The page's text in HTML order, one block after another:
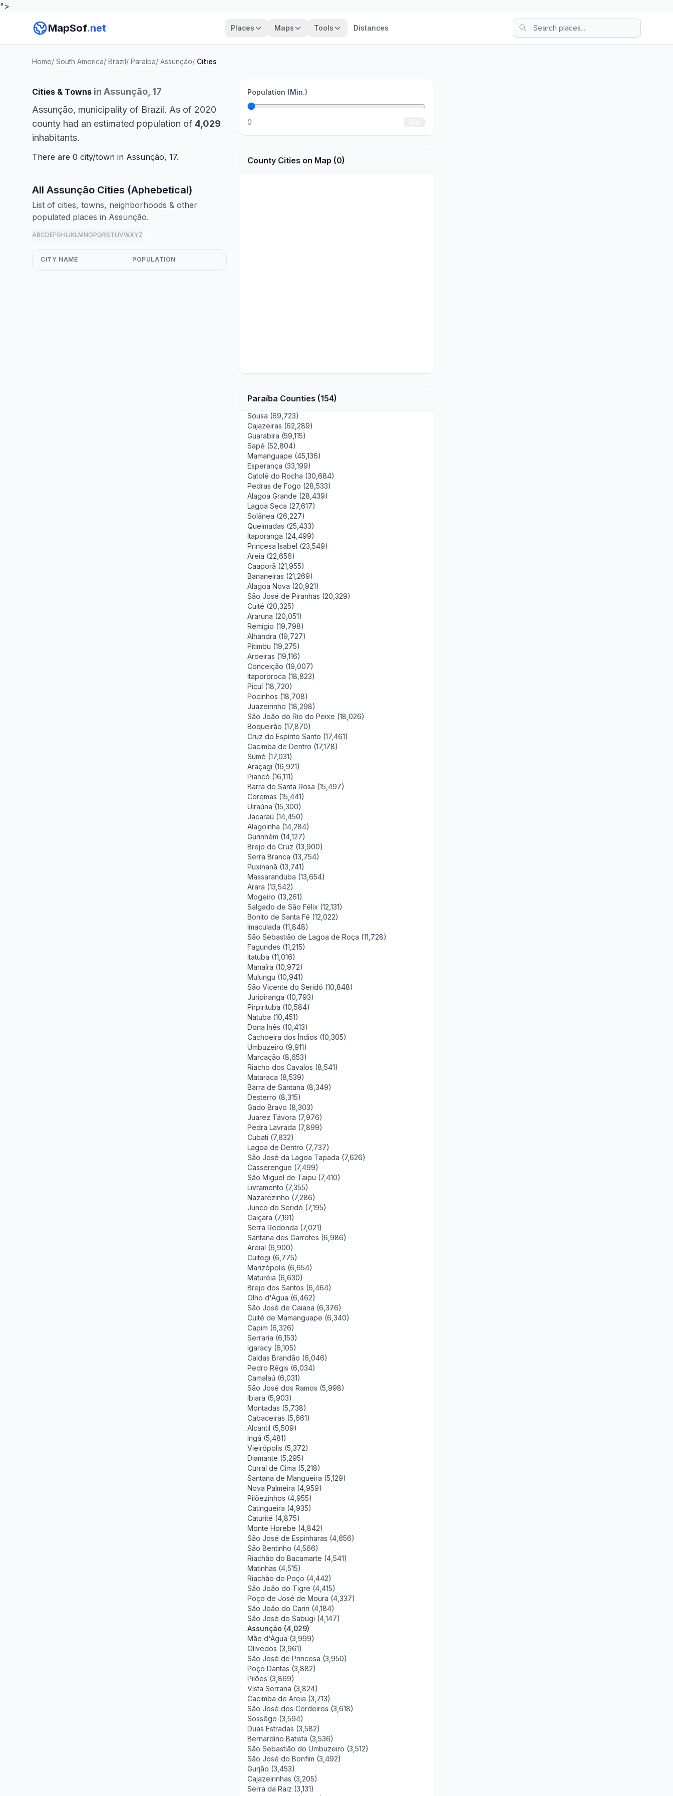
">
MapSof.net Places Maps Tools Distances
Home/ South America/ Brazil/ Paraíba/ Assunção/ Cities
Cities & Towns in Assunção, 17
Assunção, municipality of Brazil. As of 2020
county had an estimated population of 4,029
inhabitants.
There are 0 city/town in Assunção, 17.
All Assunção Cities (Aphebetical)
List of cities, towns, neighborhoods & other
populated places in Assunção.
ABCDEFGHIJKLMNOPQRSTUVWXYZ
CITY NAME POPULATION
Population (Min.)
0
County Cities on Map (0)
Paraíba Counties (154)
Sousa (69,723)
Cajazeiras (62,289)
Guarabira (59,115)
Sapé (52,804)
Mamanguape (45,136)
Esperança (33,199)
Catolé do Rocha (30,684)
Pedras de Fogo (28,533)
Alagoa Grande (28,439)
Lagoa Seca (27,617)
Solânea (26,227)
Queimadas (25,433)
Itaporanga (24,499)
Princesa Isabel (23,549)
Areia (22,656)
Caaporã (21,955)
Bananeiras (21,269)
Alagoa Nova (20,921)
São José de Piranhas (20,329)
Cuité (20,325)
Araruna (20,051)
Remígio (19,798)
Alhandra (19,727)
Pitimbu (19,275)
Aroeiras (19,116)
Conceição (19,007)
Itapororoca (18,823)
Picuí (18,720)
Pocinhos (18,708)
Juazeirinho (18,298)
São João do Rio do Peixe (18,026)
Boqueirão (17,870)
Cruz do Espírito Santo (17,461)
Cacimba de Dentro (17,178)
Sumé (17,031)
Araçagi (16,921)
Piancó (16,111)
Barra de Santa Rosa (15,497)
Coremas (15,441)
Uiraúna (15,300)
Jacaraú (14,450)
Alagoinha (14,284)
Gurinhém (14,127)
Brejo do Cruz (13,900)
Serra Branca (13,754)
Puxinanã (13,741)
Massaranduba (13,654)
Arara (13,542)
Mogeiro (13,261)
Salgado de São Félix (12,131)
Bonito de Santa Fé (12,022)
Imaculada (11,848)
São Sebastião de Lagoa de Roça (11,728)
Fagundes (11,215)
Itatuba (11,016)
Manaíra (10,972)
Mulungu (10,941)
São Vicente do Seridó (10,848)
Juripiranga (10,793)
Pirpirituba (10,584)
Natuba (10,451)
Dona Inês (10,413)
Cachoeira dos Índios (10,305)
Umbuzeiro (9,911)
Marcação (8,653)
Riacho dos Cavalos (8,541)
Mataraca (8,539)
Barra de Santana (8,349)
Desterro (8,315)
Gado Bravo (8,303)
Juarez Távora (7,976)
Pedra Lavrada (7,899)
Cubati (7,832)
Lagoa de Dentro (7,737)
São José da Lagoa Tapada (7,626)
Casserengue (7,499)
São Miguel de Taipu (7,410)
Livramento (7,355)
Nazarezinho (7,286)
Junco do Seridó (7,195)
Caiçara (7,191)
Serra Redonda (7,021)
Santana dos Garrotes (6,986)
Areial (6,900)
Cuitegi (6,775)
Marizópolis (6,654)
Maturéia (6,630)
Brejo dos Santos (6,464)
Olho d'Água (6,462)
São José de Caiana (6,376)
Cuité de Mamanguape (6,340)
Capim (6,326)
Serraria (6,153)
Igaracy (6,105)
Caldas Brandão (6,046)
Pedro Régis (6,034)
Camalaú (6,031)
São José dos Ramos (5,998)
Ibiara (5,903)
Montadas (5,738)
Cabaceiras (5,661)
Alcantil (5,509)
Ingá (5,481)
Vieirópolis (5,372)
Diamante (5,295)
Curral de Cima (5,218)
Santana de Mangueira (5,129)
Nova Palmeira (4,959)
Pilõezinhos (4,955)
Catingueira (4,935)
Caturité (4,875)
Monte Horebe (4,842)
São José de Espinharas (4,656)
São Bentinho (4,566)
Riachão do Bacamarte (4,541)
Matinhas (4,515)
Riachão do Poço (4,442)
São João do Tigre (4,415)
Poço de José de Moura (4,337)
São João do Cariri (4,184)
São José do Sabugi (4,147)
Assunção (4,029)
Mãe d'Água (3,999)
Olivedos (3,961)
São José de Princesa (3,950)
Poço Dantas (3,882)
Pilões (3,869)
Vista Serrana (3,824)
Cacimba de Areia (3,713)
São José dos Cordeiros (3,618)
Sossêgo (3,594)
Duas Estradas (3,582)
Bernardino Batista (3,536)
São Sebastião do Umbuzeiro (3,512)
São José do Bonfim (3,492)
Gurjão (3,453)
Cajazeirinhas (3,205)
Serra da Raiz (3,131)